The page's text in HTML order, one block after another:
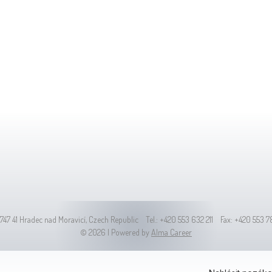
41 Hradec nad Moravicí, Czech Republic Tel.: +420 553 632 211 Fax: +420 553
© 2026 | Powered byAlma Career